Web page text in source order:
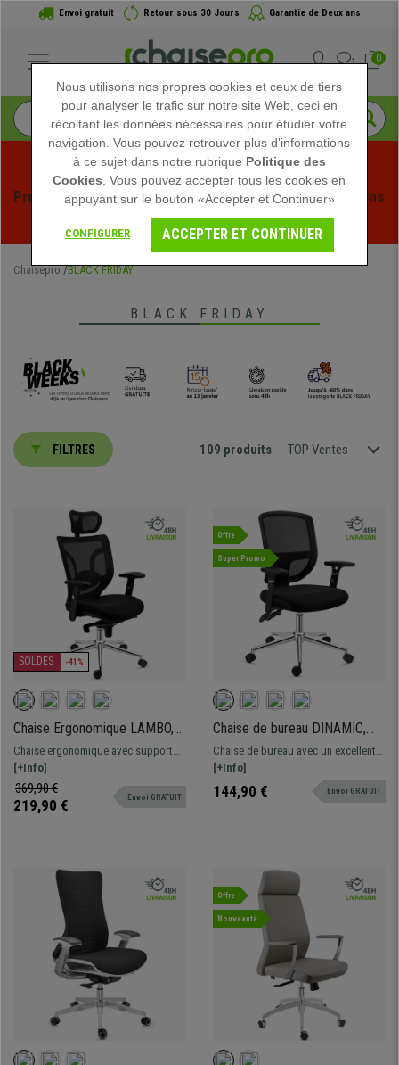
Envoi gratuit Retour sous 30 Jours Garantie de Deux ans
0
Profitez des soldes d'été chez Chaisepro ! Des réductions
exclusives pour une durée limitée - Voir l'offre
Chaisepro BLACK FRIDAY
BLACK FRIDAY
FILTRES 109 produits TOP Ventes
SOLDES -41%
Chaise Ergonomique LAMBO,
Appui-tête, Excellent Support
Lombaire, Noir
Chaise ergonomique avec support
lombaire ajustable. Adaptée à un
usage intensif de 8 heures
[+Info]
369,90 €
219,90 € Envoi GRATUIT
Offre
Super Promo
Chaise de bureau DINAMIC,
Utilisation 8H, Dossier
Ajustable, Confortable et
Chaise de bureau avec un excellent
rapport qualité-prix, très confortable
et robuste. Dossier et accoudoirs
ajustables, avec un design
[+Info]
144,90 € Envoi GRATUIT
Offre
Nouveauté
Nous utilisons nos propres cookies et ceux de tiers
pour analyser le trafic sur notre site Web, ceci en
récoltant les données nécessaires pour étudier votre
navigation. Vous pouvez retrouver plus d'informations
à ce sujet dans notre rubrique Politique des
Cookies . Vous pouvez accepter tous les cookies en
appuyant sur le bouton «Accepter et Continuer»
CONFIGURER ACCEPTER ET CONTINUER